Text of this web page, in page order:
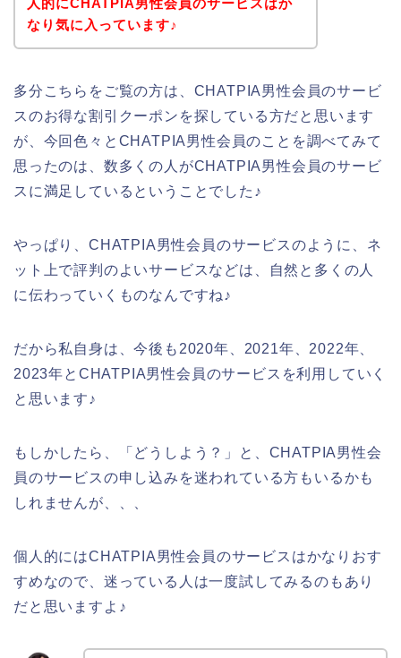
なり気に入っています♪
多分こちらをご覧の方は、CHATPIA男性会員のサービ
スのお得な割引クーポンを探している方だと思います
が、今回色々とCHATPIA男性会員のことを調べてみて
思ったのは、数多くの人がCHATPIA男性会員のサービ
スに満足しているということでした♪
やっぱり、CHATPIA男性会員のサービスのように、ネ
ット上で評判のよいサービスなどは、自然と多くの人
に伝わっていくものなんですね♪
だから私自身は、今後も2020年、2021年、2022年、
2023年とCHATPIA男性会員のサービスを利用していく
と思います♪
もしかしたら、「どうしよう？」と、CHATPIA男性会
員のサービスの申し込みを迷われている方もいるかも
しれませんが、、、
個人的にはCHATPIA男性会員のサービスはかなりおす
すめなので、迷っている人は一度試してみるのもあり
だと思いますよ♪